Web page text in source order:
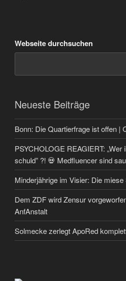
Webseite durchsuchen
Neueste Beiträge
Bonn: Die Quartierfrage ist offen |
PSYCHOLOGE REAGIERT:
schuld” ?! 💀 Medfluencer sind
Minderjährige im Visier: Die
Dem ZDF wird Zensur
AnfAnstalt
Solmecke zerlegt ApoRed